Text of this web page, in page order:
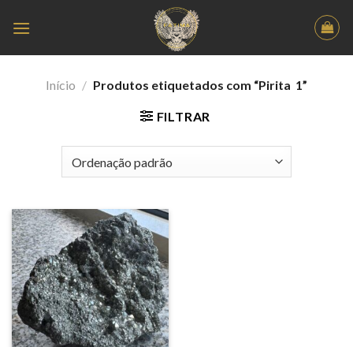
Início / Produtos etiquetados com “Pirita 1”
FILTRAR